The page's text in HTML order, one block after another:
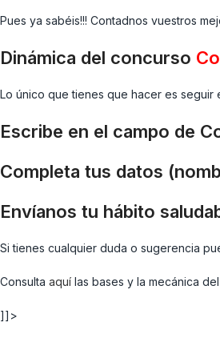
Pues ya sabéis!!! Contadnos vuestros
Dinámica del concurso
Lo único que tienes que hacer es seguir
Escribe en el campo de
Completa tus datos
Envíanos tu hábito
Si tienes cualquier duda o sugerencia
Consulta aquí las bases y la mecánica
]]>